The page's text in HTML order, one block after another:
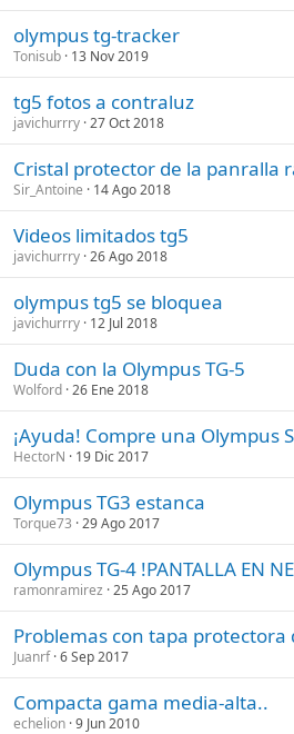
olympus tg-tracker
Tonisub 13 Nov 2019
tg5 fotos a contraluz
javichurrry 27 Oct 2018
Cristal protector de la panralla
Sir_Antoine 14 Ago 2018
Videos limitados tg5
javichurrry 26 Ago 2018
olympus tg5 se bloquea
javichurrry 12 Jul 2018
Duda con la Olympus TG-5
Wolford 26 Ene 2018
¡Ayuda! Compre una
HectorN 19 Dic 2017
Olympus TG3 estanca
Torque73 29 Ago 2017
Olympus TG-4 !PANTALLA EN
ramonramirez 25 Ago 2017
Problemas con tapa protectora
Juanrf 6 Sep 2017
Compacta gama media-alta..
echelion 9 Jun 2010